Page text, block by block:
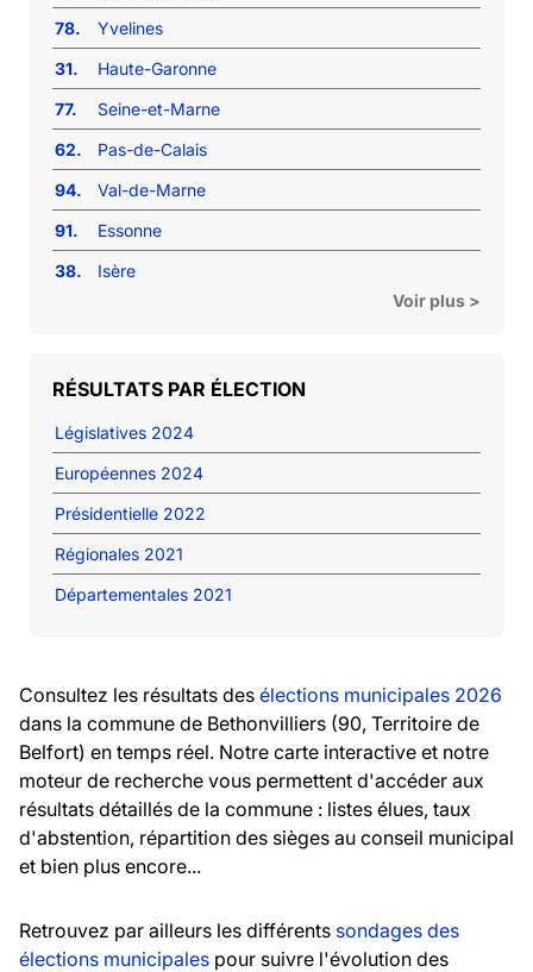
78.
Yvelines
31.
Haute-Garonne
77.
Seine-et-Marne
62.
Pas-de-Calais
94.
Val-de-Marne
91.
Essonne
38.
Isère
Voir plus >
RÉSULTATS PAR ÉLECTION
Législatives 2024
Européennes 2024
Présidentielle 2022
Régionales 2021
Départementales 2021
Consultez les résultats des élections municipales 2026
dans la commune de Bethonvilliers (90, Territoire de
Belfort) en temps réel. Notre carte interactive et notre
moteur de recherche vous permettent d'accéder aux
résultats détaillés de la commune : listes élues, taux
d'abstention, répartition des sièges au conseil municipal
et bien plus encore...
Retrouvez par ailleurs les différents sondages des
élections municipales pour suivre l'évolution des